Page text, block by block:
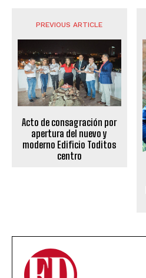
PREVIOUS ARTICLE
Acto de consagración por
apertura del nuevo y
moderno Edificio Toditos
centro